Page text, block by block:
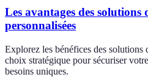
Les avantages des solutions
personnalisées
Explorez les bénéfices des solutions
choix stratégique pour sécuriser
besoins uniques.